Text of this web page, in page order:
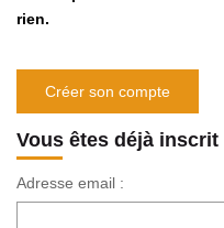
rien.
Créer son compte
Vous êtes déjà inscrit
Adresse email :